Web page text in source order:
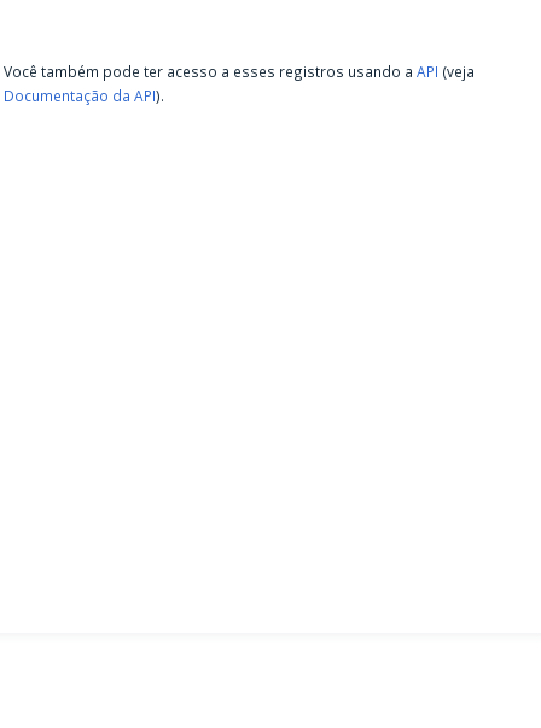
Você também pode ter acesso a esses registros usando a API (veja
Documentação da API).